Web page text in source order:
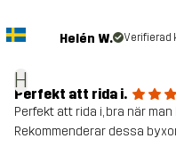
H
Helén W. Verifierad
Perfekt att rida i.
Perfekt att rida i, bra när
Rekommenderar dessa